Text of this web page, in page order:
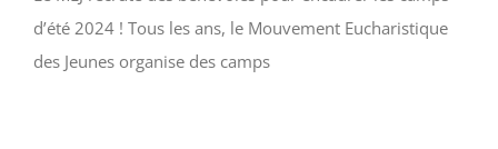
d’été 2024 ! Tous les ans, le Mouvement Eucharistique
des Jeunes organise des camps